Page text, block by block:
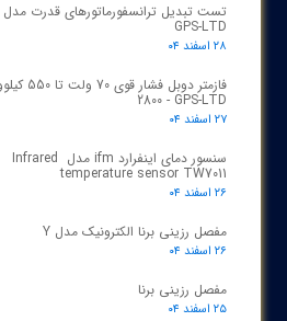
GPS‑LTD
۲۸ اسفند ۰۴
2800 - GPS-LTD
۲۷ اسفند ۰۴
سنسور دمای اینفرارد ifm مدل Infrared
temperature sensor TW7011
۲۶ اسفند ۰۴
مفصل رزینی برنا الکترونیک مدل Y
۲۶ اسفند ۰۴
مفصل رزینی برنا
۲۵ اسفند ۰۴